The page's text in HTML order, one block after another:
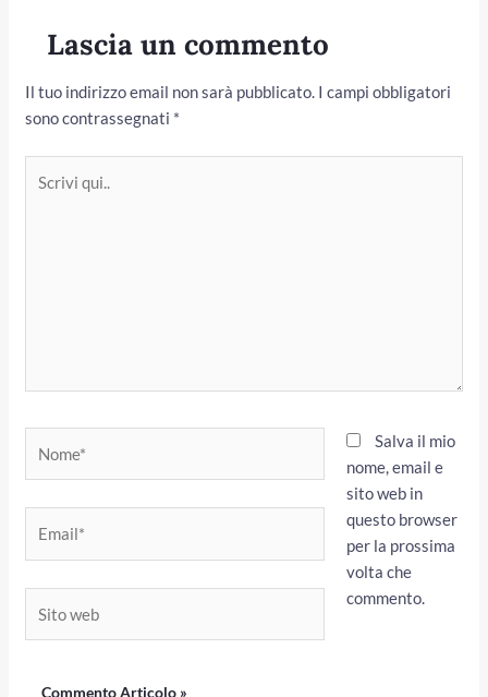
Lascia un commento
Il tuo indirizzo email non sarà pubblicato. I campi obbligatori
sono contrassegnati *
qui..
web
Salva il mio
nome, email e
sito web in
questo browser
per la prossima
volta che
commento.